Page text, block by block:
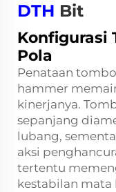
DTH Bit
Konfigurasi
Pola
Penataan
hammer
kinerjanya.
sepanjang
lubang,
aksi
tertentu
kestabilan mata